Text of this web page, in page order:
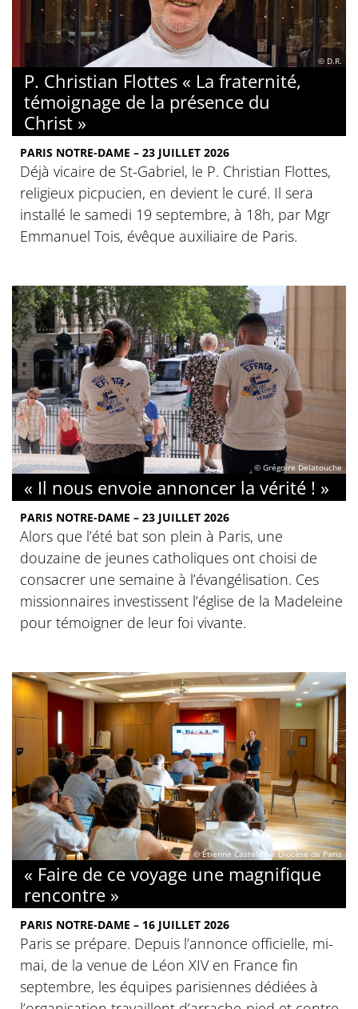
© D.R.
P. Christian Flottes « La fraternité,
témoignage de la présence du
Christ »
PARIS NOTRE-DAME – 23 JUILLET 2026
Déjà vicaire de St-Gabriel, le P. Christian Flottes,
religieux picpucien, en devient le curé. Il sera
installé le samedi 19 septembre, à 18h, par Mgr
Emmanuel Tois, évêque auxiliaire de Paris.
© Grégoire Delatouche
« Il nous envoie annoncer la vérité ! »
PARIS NOTRE-DAME – 23 JUILLET 2026
Alors que l’été bat son plein à Paris, une
douzaine de jeunes catholiques ont choisi de
consacrer une semaine à l’évangélisation. Ces
missionnaires investissent l’église de la Madeleine
pour témoigner de leur foi vivante.
© Étienne Castelein / Diocèse de Paris
« Faire de ce voyage une magnifique
rencontre »
PARIS NOTRE-DAME – 16 JUILLET 2026
Paris se prépare. Depuis l’annonce officielle, mi-
mai, de la venue de Léon XIV en France fin
septembre, les équipes parisiennes dédiées à